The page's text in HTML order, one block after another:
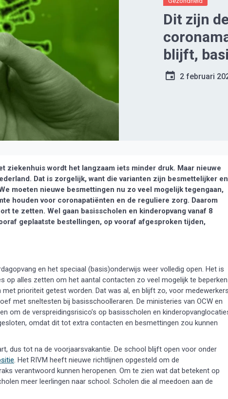
Dit zijn
blijft,
2 februari
ziekenhuis wordt het langzaam iets minder druk. Maar nieuwe
Dat is zorgelijk, want die varianten zijn besmettelijker en
moeten nieuwe besmettingen nu zo veel mogelijk tegengaan,
houden voor coronapatiënten en de reguliere zorg. Daarom
te zetten. Wel gaan basisscholen en kinderopvang vanaf 8
geplaatste bestellingen, op vooraf afgesproken tijden,
en het speciaal (basis)onderwijs weer volledig open. Het is
op alles zetten om het aantal contacten zo veel mogelijk te
prioriteit getest worden. Dat was al, en blijft zo, voor
met sneltesten bij basisschoolleraren. De ministeries van OCW en
om de verspreidingsrisico’s op basisscholen en
omdat dit tot extra contacten en besmettingen zou kunnen
dus tot na de voorjaarsvakantie. De school blijft open voor onder
. Het RIVM heeft nieuwe richtlijnen opgesteld om de
verantwoord kunnen heropenen. Om te zien wat dat betekent op
meer leerlingen naar school. Scholen die al meedoen aan de